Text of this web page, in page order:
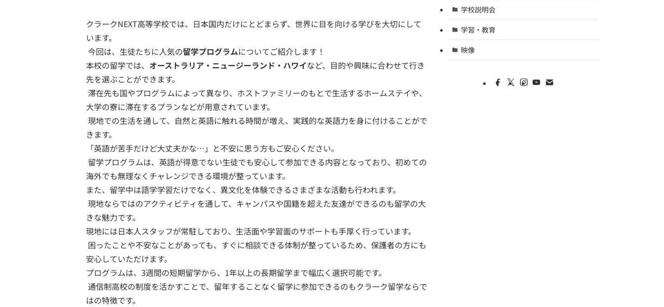
クラークNEXT高等学校では、日本国内だけにとどまらず、世界に目を向ける学びを大切にして
います。
今回は、生徒たちに人気の留学プログラムについてご紹介します！
本校の留学では、 オーストラリア・ニュージーランド・ハワイなど、目的や興味に合わせて行き
先を選ぶことができます。
滞在先も国やプログラムによって異なり、ホストファミリーのもとで生活するホームステイや、
大学の寮に滞在するプランなどが用意されています。
現地での生活を通して、自然と英語に触れる時間が増え、実践的な英語力を身に付けることがで
きます。
「英語が苦手だけど大丈夫かな…」と不安に思う方もご安心ください。
留学プログラムは、英語が得意でない生徒でも安心して参加できる内容となっており、初めての
海外でも無理なくチャレンジできる環境が整っています。
また、留学中は語学学習だけでなく、異文化を体験できるさまざまな活動も行われます。
現地ならではのアクティビティを通して、キャンパスや国籍を超えた友達ができるのも留学の大
きな魅力です。
現地には日本人スタッフが常駐しており、生活面や学習面のサポートも手厚く行っています。
困ったことや不安なことがあっても、すぐに相談できる体制が整っているため、保護者の方にも
安心していただけます。
プログラムは、3週間の短期留学から、1年以上の長期留学まで幅広く選択可能です。
通信制高校の制度を活かすことで、留年することなく留学に参加できるのもクラーク留学ならで
はの特徴です。
学校説明会
学習・教育
映像